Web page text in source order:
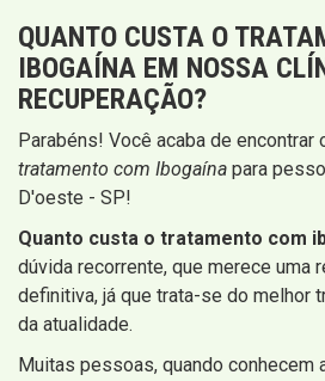
QUANTO CUSTA O
IBOGAÍNA EM NOSSA
RECUPERAÇÃO?
Parabéns! Você acaba de encontrar
tratamento com Ibogaína para
D'oeste - SP!
Quanto custa o tratamento com
dúvida recorrente, que merece uma
definitiva, já que trata-se do melhor
da atualidade.
Muitas pessoas, quando conhecem